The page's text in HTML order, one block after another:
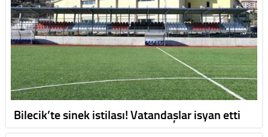
Bilecik’te sinek istilası! Vatandaşlar isyan etti